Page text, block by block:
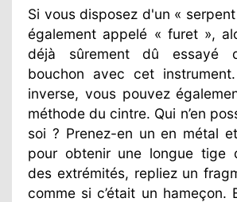
Si vous disposez d'un «
également appelé « furet »,
déjà sûrement dû essayé
bouchon avec cet
inverse, vous pouvez
méthode du cintre. Qui n’en
soi ? Prenez-en un en métal
pour obtenir une longue tige
des extrémités, repliez un
comme si c’était un hameçon.